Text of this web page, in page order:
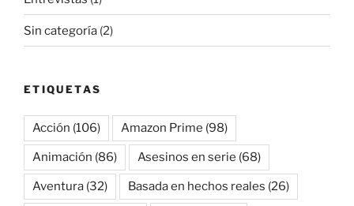
Sin categoría (2)
ETIQUETAS
Acción (106) Amazon Prime (98)
Animación (86) Asesinos en serie (68)
Aventura (32) Basada en hechos reales (26)